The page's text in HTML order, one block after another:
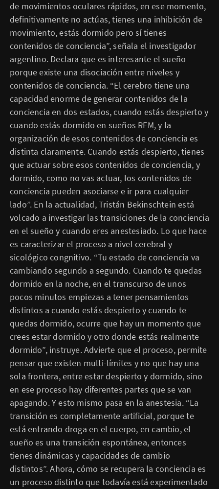
de movimientos oculares rápidos, en ese momento,
definitivamente no actúas, tienes una inhibición de
movimiento, estás dormido pero sí tienes
contenidos de conciencia”, señala el investigador
argentino. Declara que es interesante el sueño
porque existe una disociación entre niveles y
contenidos de conciencia. “El cerebro tiene una
capacidad enorme de generar contenidos de la
conciencia en dos estados, cuando estás despierto y
cuando estás dormido en sueños REM, y la
organización de esos contenidos de conciencia es
distinta claramente. Cuando estás despierto, tienes
que actuar sobre esos contenidos de conciencia, y
dormido, como no vas actuar, los contenidos de
conciencia pueden asociarse e ir para cualquier
lado”. En la actualidad, Tristán Bekinschtein está
volcado a investigar las transiciones de la conciencia
en el sueño y cuando eres anestesiado. Lo que hace
es caracterizar el proceso a nivel cerebral y
sicológico congnitivo. “Tu estado de conciencia va
cambiando segundo a segundo. Cuando te quedas
dormido en la noche, en el transcurso de unos
pocos minutos empiezas a tener pensamientos
distintos a cuando estás despierto y cuando te
quedas dormido, ocurre que hay un momento que
crees estar dormido y otro donde estás realmente
dormido”, instruye. Advierte que el proceso, permite
pensar que existen multi-límites y no que hay una
sola frontera, entre estar despierto y dormido, sino
en ese proceso hay diferentes partes que se van
apagando. Y esto mismo pasa en la anestesia. “La
transición es completamente artificial, porque te
está entrando droga en el cuerpo, en cambio, el
sueño es una transición espontánea, entonces
tienes dinámicas y capacidades de cambio
distintos”. Ahora, cómo se recupera la conciencia es
un proceso distinto que todavía está experimentado